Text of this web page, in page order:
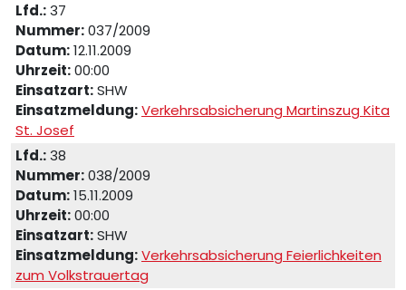
Lfd.:37
Nummer:037/2009
Datum:12.11.2009
Uhrzeit:00:00
Einsatzart:SHW
Einsatzmeldung:Verkehrsabsicherung Martinszug Kita
St. Josef
Lfd.:38
Nummer:038/2009
Datum:15.11.2009
Uhrzeit:00:00
Einsatzart:SHW
Einsatzmeldung:Verkehrsabsicherung Feierlichkeiten
zum Volkstrauertag